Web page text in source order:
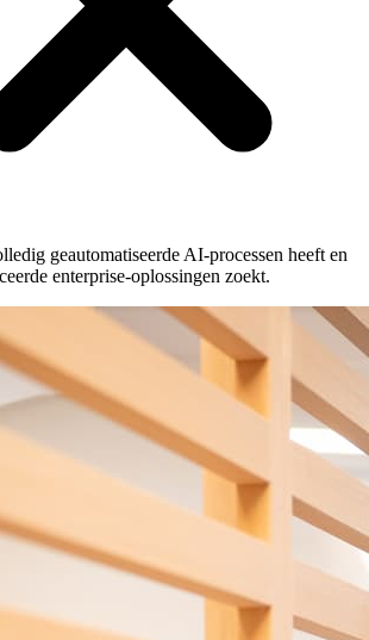
geautomatiseerde AI-processen heeft en
enterprise-oplossingen zoekt.